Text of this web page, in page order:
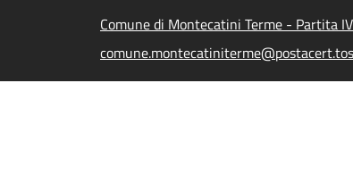
Comune di Montecatini Terme - Partita